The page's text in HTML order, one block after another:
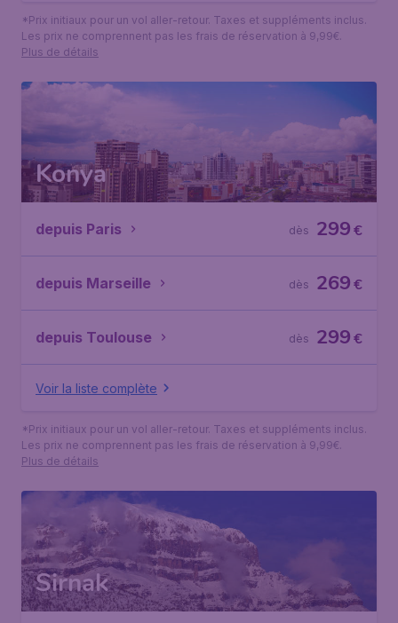
*Prix initiaux pour un vol aller-retour. Taxes et suppléments inclus.
Les prix ne comprennent pas les frais de réservation à 9,99€.
Plus de détails
Konya
depuis Paris €
299
dès
depuis Marseille €
269
dès
depuis Toulouse €
299
dès
Voir la liste complète
*Prix initiaux pour un vol aller-retour. Taxes et suppléments inclus.
Les prix ne comprennent pas les frais de réservation à 9,99€.
Plus de détails
Sirnak